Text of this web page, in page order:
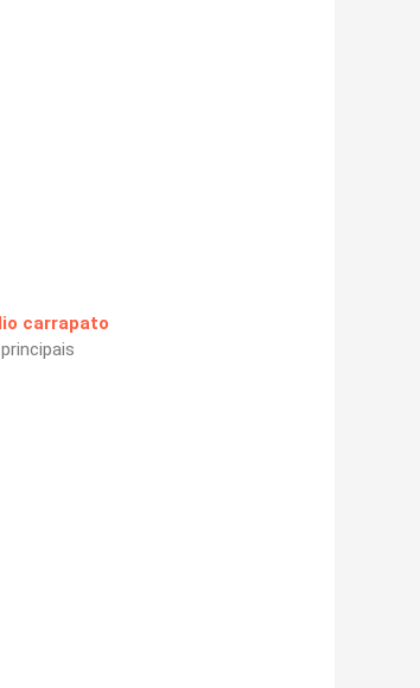
carrapato